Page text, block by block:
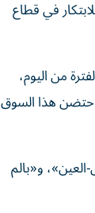
في قطاع
من اليوم،
احتضن هذا السوق
و«بالم